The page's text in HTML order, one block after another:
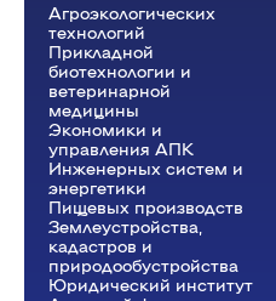
Агроэкологических
технологий
Прикладной
биотехнологии и
ветеринарной
медицины
Экономики и
управления АПК
Инженерных систем и
энергетики
Пищевых производств
Землеустройства,
кадастров и
природообустройства
Юридический институт